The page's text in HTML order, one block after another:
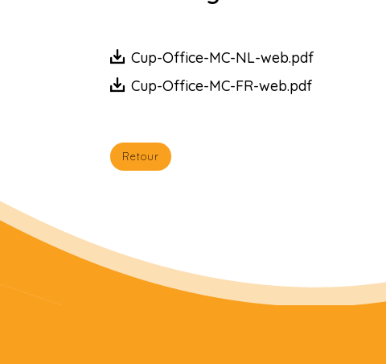
Cup-Office-MC-NL-web.pdf
Cup-Office-MC-FR-web.pdf
Retour